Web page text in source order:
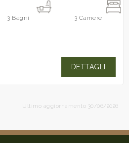
3 Bagni 3 Camere
DETTAGLI
Ultimo aggiornamento 30/06/2026